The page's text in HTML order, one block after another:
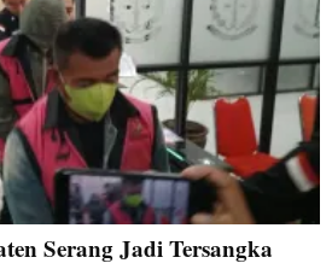
Serang Jadi Tersangka